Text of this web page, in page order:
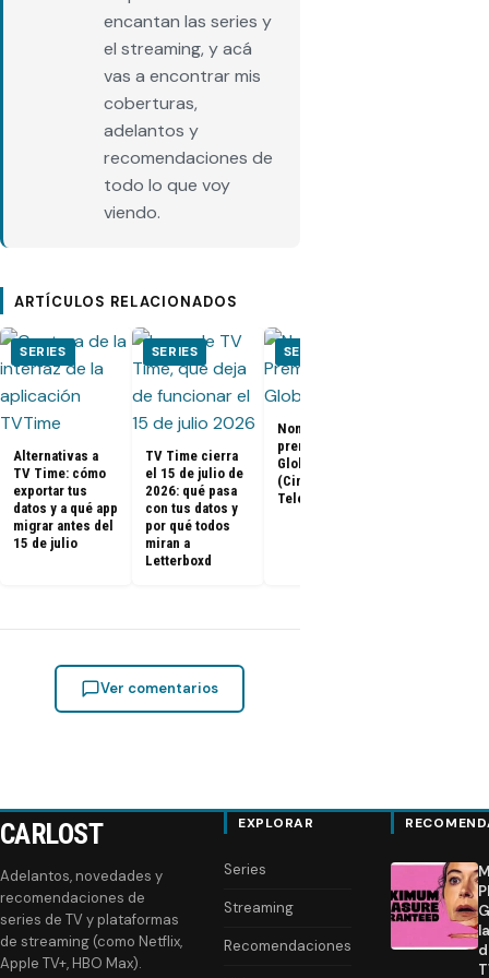
encantan las series y
el streaming, y acá
vas a encontrar mis
coberturas,
adelantos y
recomendaciones de
todo lo que voy
viendo.
ARTÍCULOS RELACIONADOS
SERIES
Alternativas a
TV Time: cómo
exportar tus
datos y a qué app
migrar antes del
15 de julio
SERIES
TV Time cierra
el 15 de julio de
2026: qué pasa
con tus datos y
por qué todos
miran a
Letterboxd
SERIES
Nominados a los
premios Golden
Globes 2025
(Cine y
Televisión)
Ver comentarios
CARLOST
Adelantos, novedades y
recomendaciones de
series de TV y plataformas
de streaming (como Netflix,
Apple TV+, HBO Max).
EXPLORAR
Series
Streaming
Recomendaciones